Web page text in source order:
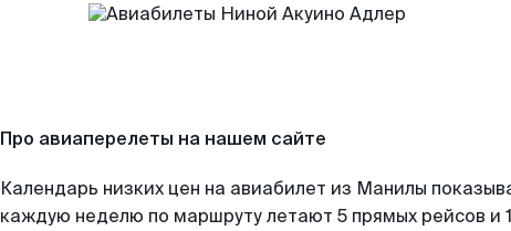
Про авиаперелеты на нашем сайте
Календарь низких цен на авиабилет из Манилы
каждую неделю по маршруту летают 5 прямых рейсов и